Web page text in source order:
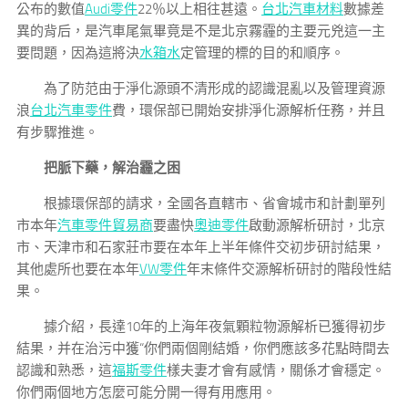
公布的數值Audi零件22％以上相往甚遠。 台北汽車材料數據差
異的背后，是汽車尾氣畢竟是不是北京霧霾的主要元兇這一主
要問題，因為這將決水箱水定管理的標的目的和順序。
為了防范由于淨化源頭不清形成的認識混亂以及管理資源
浪台北汽車零件費，環保部已開始安排淨化源解析任務，并且
有步驟推進。
把脈下藥，解治霾之困
根據環保部的請求，全國各直轄市、省會城市和計劃單列
市本年汽車零件貿易商要盡快奧迪零件啟動源解析研討，北京
市、天津市和石家莊市要在本年上半年條件交初步研討結果，
其他處所也要在本年VW零件年末條件交源解析研討的階段性結
果。
據介紹，長達10年的上海年夜氣顆粒物源解析已獲得初步
結果，并在治污中獲“你們兩個剛結婚，你們應該多花點時間去
認識和熟悉，這福斯零件樣夫妻才會有感情，關係才會穩定。
你們兩個地方怎麼可能分開一得有用應用。